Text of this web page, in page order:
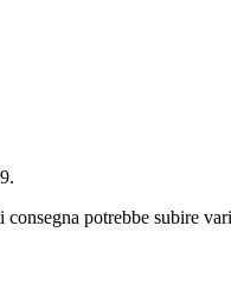
.
potrebbe subire